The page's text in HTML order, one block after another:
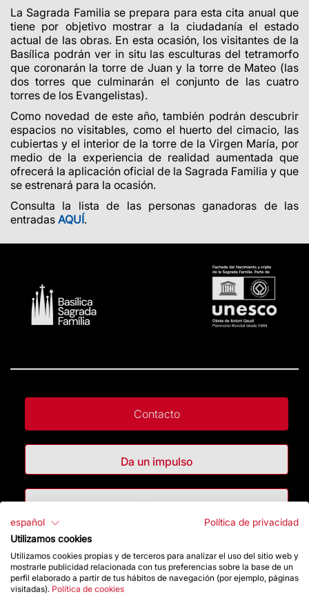
La Sagrada Familia se prepara para esta cita anual que
tiene por objetivo mostrar a la ciudadanía el estado
actual de las obras. En esta ocasión, los visitantes de la
Basílica podrán ver in situ las esculturas del tetramorfo
que coronarán la torre de Juan y la torre de Mateo (las
dos torres que culminarán el conjunto de las cuatro
torres de los Evangelistas).
Como novedad de este año, también podrán descubrir
espacios no visitables, como el huerto del cimacio, las
cubiertas y el interior de la torre de la Virgen María, por
medio de la experiencia de realidad aumentada que
ofrecerá la aplicación oficial de la Sagrada Familia y que
se estrenará para la ocasión.
Consulta la lista de las personas ganadoras de las
entradas AQUÍ.
Contacto
Da un impulso
Tienda
Destacados
La Fundación
español
Política de privacidad
Utilizamos cookies
Utilizamos cookies propias y de terceros para analizar el uso del sitio web y
mostrarle publicidad relacionada con tus preferencias sobre la base de un
perfil elaborado a partir de tus hábitos de navegación (por ejemplo, páginas
visitadas). Política de cookies